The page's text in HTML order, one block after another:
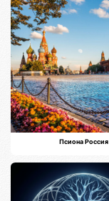
Псиона Россия